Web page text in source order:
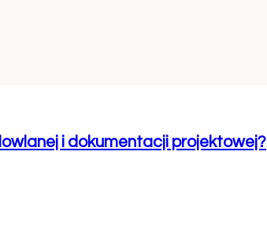
i dokumentacji projektowej?